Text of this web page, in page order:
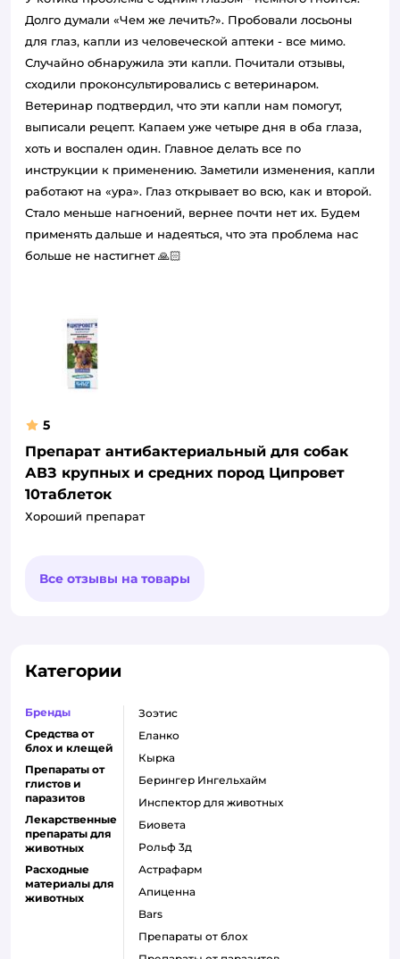
Долго думали «Чем же лечить?». Пробовали лосьоны
для глаз, капли из человеческой аптеки - все мимо.
Случайно обнаружила эти капли. Почитали отзывы,
сходили проконсультировались с ветеринаром.
Ветеринар подтвердил, что эти капли нам помогут,
выписали рецепт. Капаем уже четыре дня в оба глаза,
хоть и воспален один. Главное делать все по
инструкции к применению. Заметили изменения, капли
работают на «ура». Глаз открывает во всю, как и второй.
Стало меньше нагноений, вернее почти нет их. Будем
применять дальше и надеяться, что эта проблема нас
больше не настигнет 🙏🏻
5
Препарат антибактериальный для собак
АВЗ крупных и средних пород Ципровет
10таблеток
Хороший препарат
Все отзывы на товары
Категории
Бренды
Средства от
блох и клещей
Препараты от
глистов и
паразитов
Лекарственные
препараты для
животных
Расходные
материалы для
животных
Зоэтис
Еланко
Кырка
Берингер Ингельхайм
Инспектор для животных
Биовета
Рольф 3д
Астрафарм
Апиценна
Bars
Препараты от блох